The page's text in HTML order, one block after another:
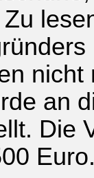
an
Die